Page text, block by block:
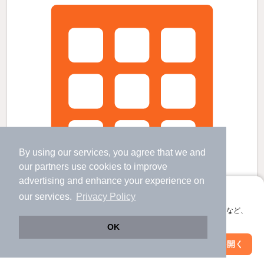
By using our services, you agree that we and
our partners use cookies to improve
advertising and enhance your experience on
our services.
Privacy Policy
OK
アプリに切り替えて、サクサクお部屋探し
会員登録なしですぐ使える。マップ検索やお気に入り保存など、
アプリを開く
ハイツ小玉台Cの賃貸物件
銚子駅 歩49分 （総武線など）
絞り込み条件を変更